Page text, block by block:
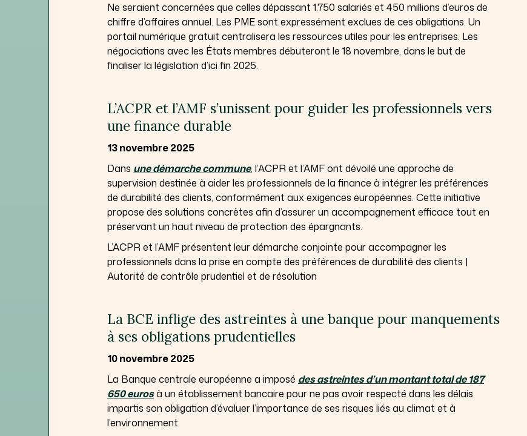
Ne seraient concernées que celles dépassant 1.750 salariés et 450 millions d’euros de
chiffre d’affaires annuel. Les PME sont expressément exclues de ces obligations. Un
portail numérique gratuit centralisera les ressources utiles pour les entreprises. Les
négociations avec les États membres débuteront le 18 novembre, dans le but de
finaliser la législation d’ici fin 2025.
L’ACPR et l’AMF s’unissent pour guider les professionnels vers
une finance durable
13 novembre 2025
Dans une démarche commune, l’ACPR et l’AMF ont dévoilé une approche de
supervision destinée à aider les professionnels de la finance à intégrer les préférences
de durabilité des clients, conformément aux exigences européennes. Cette initiative
propose des solutions concrètes afin d’assurer un accompagnement efficace tout en
préservant un haut niveau de protection des épargnants.
L’ACPR et l’AMF présentent leur démarche conjointe pour accompagner les
professionnels dans la prise en compte des préférences de durabilité des clients |
Autorité de contrôle prudentiel et de résolution
La BCE inflige des astreintes à une banque pour manquements
à ses obligations prudentielles
10 novembre 2025
La Banque centrale européenne a imposé des astreintes d’un montant total de 187
650 eurosà un établissement bancaire pour ne pas avoir respecté dans les délais
impartis son obligation d’évaluer l’importance de ses risques liés au climat et à
l’environnement.